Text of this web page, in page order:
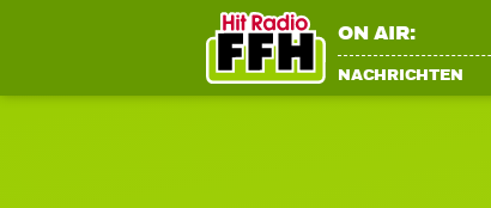
ON AIR:
NACHRICHTEN